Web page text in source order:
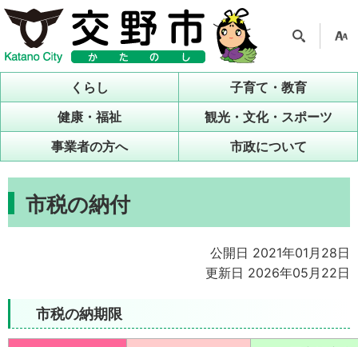
ル
くらし
子育て・教育
健康・福祉
観光・文化・スポーツ
事業者の方へ
市政について
市税の納付
公開日 2021年01月28日
更新日 2026年05月22日
市税の納期限